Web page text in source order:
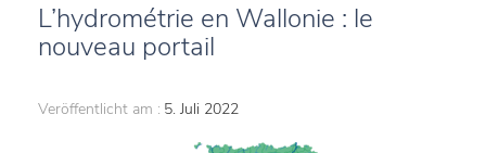
L’hydrométrie en Wallonie : le
nouveau portail
Veröffentlicht am : 5. Juli 2022